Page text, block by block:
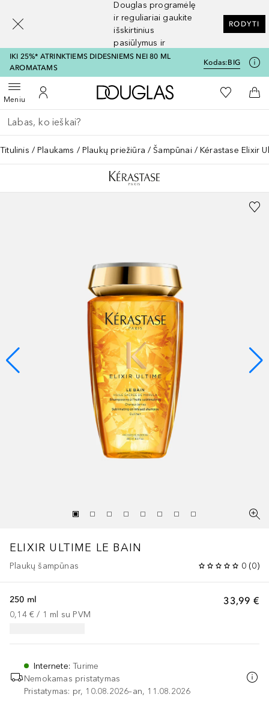
Douglas programėlę
ir reguliariai gaukite
išskirtinius
pasiūlymus ir
nuolaidas
RODYTI
IKI 25%* ATRINKTIEMS DIDESNIEMS NEI 80 ML
AROMATAMS
Kodas:BIG
MeniuAtidaryti meniuĮ mano paskyrą
Į Douglas pagrindinį
Į mano
Į
Grįžk atgal
Vykdykite paiešką
Titulinis Plaukams Plaukų priežiūra Šampūnai Kérastase Elixir
ELIXIR ULTIME LE BAIN
Plaukų šampūnas 0 (0)
33,99 €
250 ml
0,14 € / 1 ml su PVM
Internete:Turime
Nemokamas pristatymas
Pristatymas: pr, 10.08.2026–an, 11.08.2026
[navigation.slideout.screenreader]